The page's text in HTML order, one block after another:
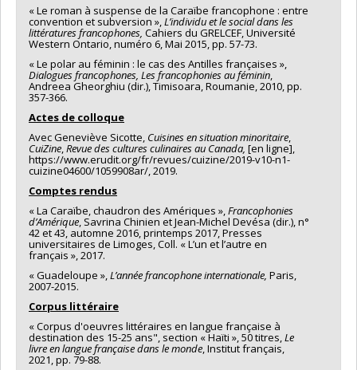
« Le roman à suspense de la Caraïbe francophone : entre
convention et subversion »,L’individu et le social dans les
littératures francophones, Cahiers du GRELCEF, Université
Western Ontario, numéro 6, Mai 2015, pp. 57-73.
« Le polar au féminin : le cas des Antilles françaises »,
Dialogues francophones, Les francophonies au féminin,
Andreea Gheorghiu (dir.), Timisoara, Roumanie, 2010, pp.
357-366.
Actes de colloque
Avec Geneviève Sicotte, Cuisines en situation minoritaire,
CuiZine,Revue des cultures culinaires au Canada, [en ligne],
https://www.erudit.org/fr/revues/cuizine/2019-v10-n1-
cuizine04600/1059908ar/, 2019.
Comptes rendus
« La Caraïbe, chaudron des Amériques »,Francophonies
d’Amérique, Savrina Chinien et Jean-Michel Devésa (dir.), n°
42 et 43, automne 2016, printemps 2017, Presses
universitaires de Limoges, Coll. « L’un et l’autre en
français », 2017.
« Guadeloupe »,L’année francophone internationale, Paris,
2007-2015.
Corpus littéraire
« Corpus d'oeuvres littéraires en langue française à
destination des 15-25 ans", section « Haïti », 50 titres,Le
livre en langue française dans le monde, Institut français,
2021, pp. 79-88.